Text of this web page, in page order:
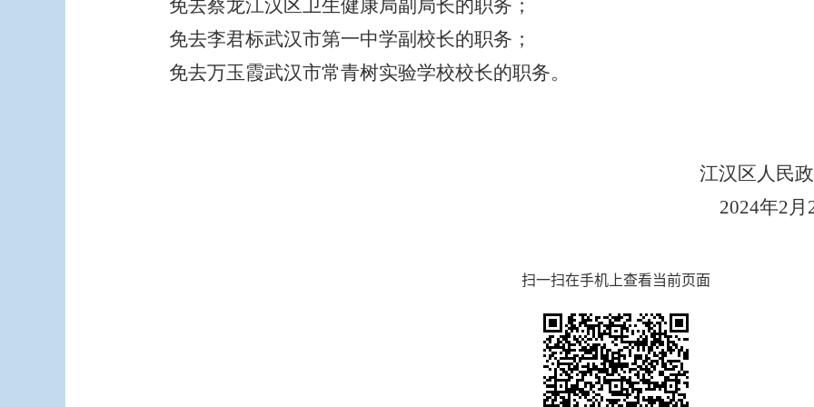
免去蔡龙江汉区卫生健康局副局长的职务；
免去李君标武汉市第一中学副校长的职务；
免去万玉霞武汉市常青树实验学校校长的职务。
江汉区人民政
2024年2月
扫一扫在手机上查看当前页面